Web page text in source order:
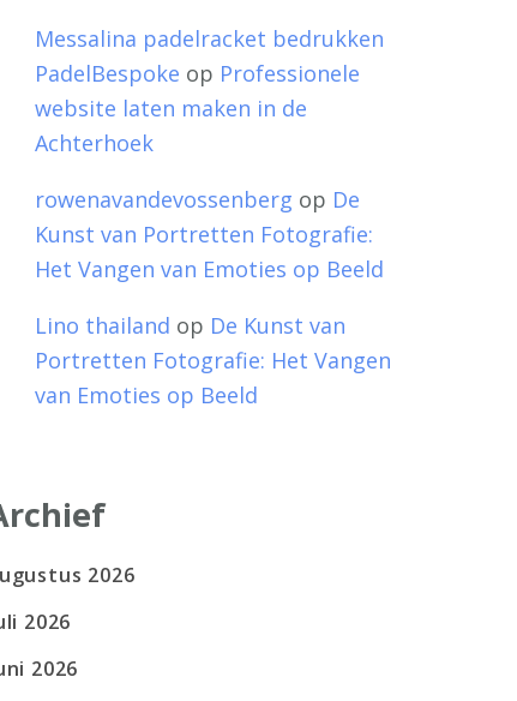
Messalina padelracket bedrukken
PadelBespoke op Professionele
website laten maken in de
Achterhoek
rowenavandevossenberg op De
Kunst van Portretten Fotografie:
Het Vangen van Emoties op Beeld
Lino thailand op De Kunst van
Portretten Fotografie: Het Vangen
van Emoties op Beeld
2026
2026
2026